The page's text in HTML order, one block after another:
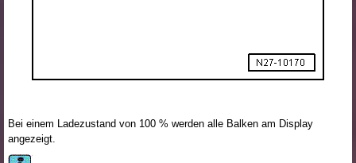
Bei einem Ladezustand von 100 % werden alle Balken am Display
angezeigt.